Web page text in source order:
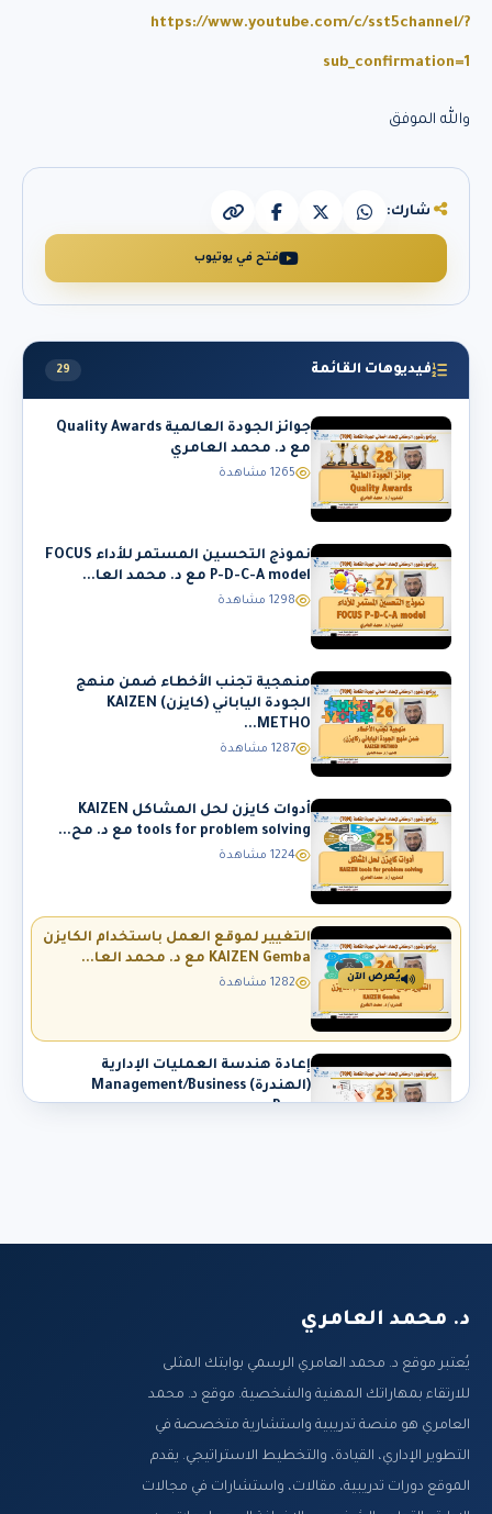
https://www.youtube.com/c/sst5channel/?
sub_confirmation=1
والله الموفق
شارك:
فتح في يوتيوب
فيديوهات القائمة 29
جوائز الجودة العالمية Quality Awards
مع د. محمد العامري
1265 مشاهدة
نموذج التحسين المستمر للأداء FOCUS
P-D-C-A model مع د. محمد العا...
1298 مشاهدة
منهجية تجنب الأخطاء ضمن منهج
الجودة الياباني (كايزن) KAIZEN
METHO...
1287 مشاهدة
أدوات كايزن لحل المشاكل KAIZEN
tools for problem solving مع د. مح...
1224 مشاهدة
يُعرض الآن
التغيير لموقع العمل باستخدام الكايزن
KAIZEN Gemba مع د. محمد العا...
1282 مشاهدة
إعادة هندسة العمليات الإدارية
(الهندرة) Management/Business
Proce...
دور المقارنة المرجعية في تحسين إدارة
1512 مشاهدة
نظام ضبط الجودة وحساب تكاليفها
د. محمد العامري
يُعتبر موقع د. محمد العامري الرسمي بوابتك المثلى
للارتقاء بمهاراتك المهنية والشخصية. موقع د. محمد
العامري هو منصة تدريبية واستشارية متخصصة في
التطوير الإداري، القيادة، والتخطيط الاستراتيجي. يقدم
الموقع دورات تدريبية، مقالات، واستشارات في مجالات